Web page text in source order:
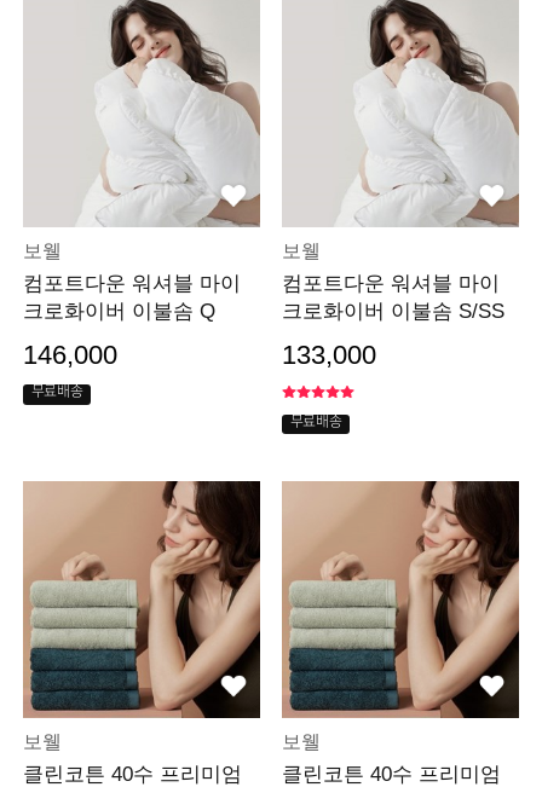
보웰
컴포트다운 워셔블 마이
크로화이버 이불솜 Q
146,000
무료배송
보웰
컴포트다운 워셔블 마이
크로화이버 이불솜 S/SS
133,000
무료배송
보웰
클린코튼 40수 프리미엄
보웰
클린코튼 40수 프리미엄